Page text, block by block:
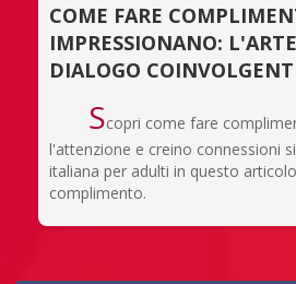
COME FARE
IMPRESSIONANO:
DIALOGO
Scopri come fare
l'attenzione e creino connessioni
italiana per adulti in questo
complimento.